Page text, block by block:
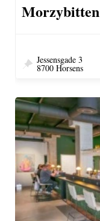
Morzybitten
Jessensgade 3
8700 Horsens